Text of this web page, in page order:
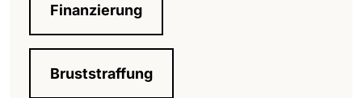
Finanzierung
Bruststraffung